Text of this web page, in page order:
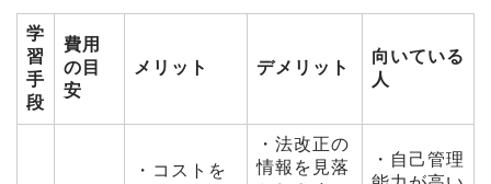
学
習
手
段
費用
の目
安
メリット デメリット
向いている
人
・コストを
・法改正の
情報を見落
・自己管理